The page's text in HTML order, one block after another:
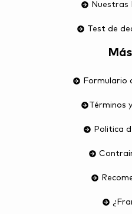
Nuestras
Test de
Formulario
Términos
Politica